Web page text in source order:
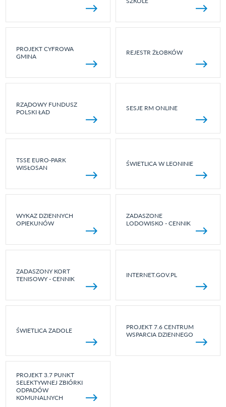
PROJEKT CYFROWA
GMINA
REJESTR ŻŁOBKÓW
RZĄDOWY FUNDUSZ
POLSKI ŁAD
SESJE RM ONLINE
TSSE EURO-PARK
WISŁOSAN
ŚWIETLICA W LEONINIE
WYKAZ DZIENNYCH
OPIEKUNÓW
ZADASZONE
LODOWISKO - CENNIK
ZADASZONY KORT
TENISOWY - CENNIK
INTERNET.GOV.PL
ŚWIETLICA ZADOLE
PROJEKT 7.6 CENTRUM
WSPARCIA DZIENNEGO
PROJEKT 3.7 PUNKT
SELEKTYWNEJ ZBIÓRKI
ODPADÓW
KOMUNALNYCH